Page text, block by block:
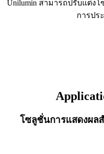
Unilumin สามารถปรับแต่ง
การปร
โซลูชั่นการแสดงผล